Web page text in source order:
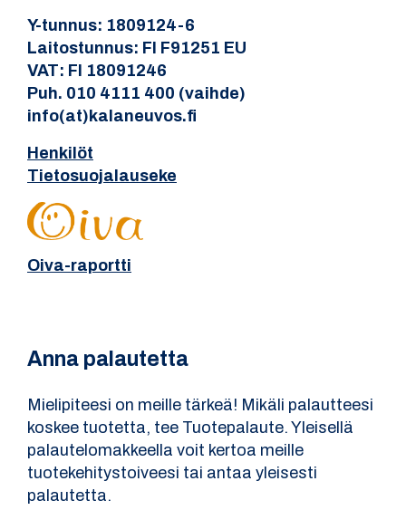
Y-tunnus: 1809124-6
Laitostunnus: FI F91251 EU
VAT: FI 18091246
Puh. 010 4111 400 (vaihde)
info(at)kalaneuvos.fi
Henkilöt
Tietosuojalauseke
Oiva-raportti
Anna palautetta
Mielipiteesi on meille tärkeä! Mikäli palautteesi
koskee tuotetta, tee Tuotepalaute. Yleisellä
palautelomakkeella voit kertoa meille
tuotekehitystoiveesi tai antaa yleisesti
palautetta.